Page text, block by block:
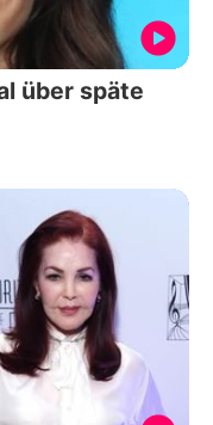
über späte